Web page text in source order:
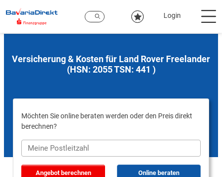
Hauptinhalt
Login
Versicherung & Kosten für Land Rover Freelander
(HSN: 2055 TSN: 441 )
Möchten Sie online beraten werden oder den Preis direkt
berechnen?
Angebot berechnen Online beraten